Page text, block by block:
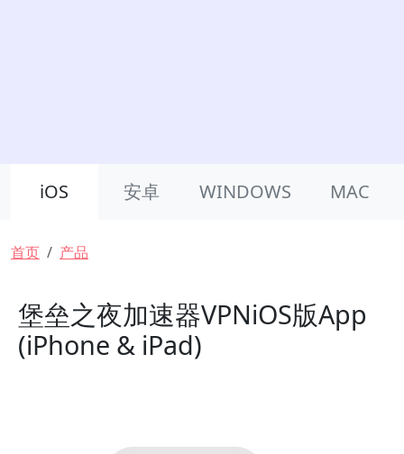
iOS 安卓 WINDOWS MAC
面包屑
首页 产品
堡垒之夜加速器VPNiOS版App
(iPhone & iPad)